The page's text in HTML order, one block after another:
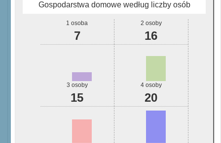
Gospodarstwa domowe według liczby osób
1 osoba
7
2 osoby
16
3 osoby
15
4 osoby
20